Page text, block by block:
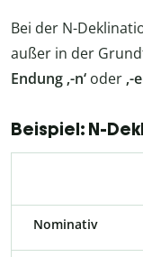
Bei der N-
außer in der
Endung ‚-n‘ oder‚-
Beispiel: N-
Nominativ